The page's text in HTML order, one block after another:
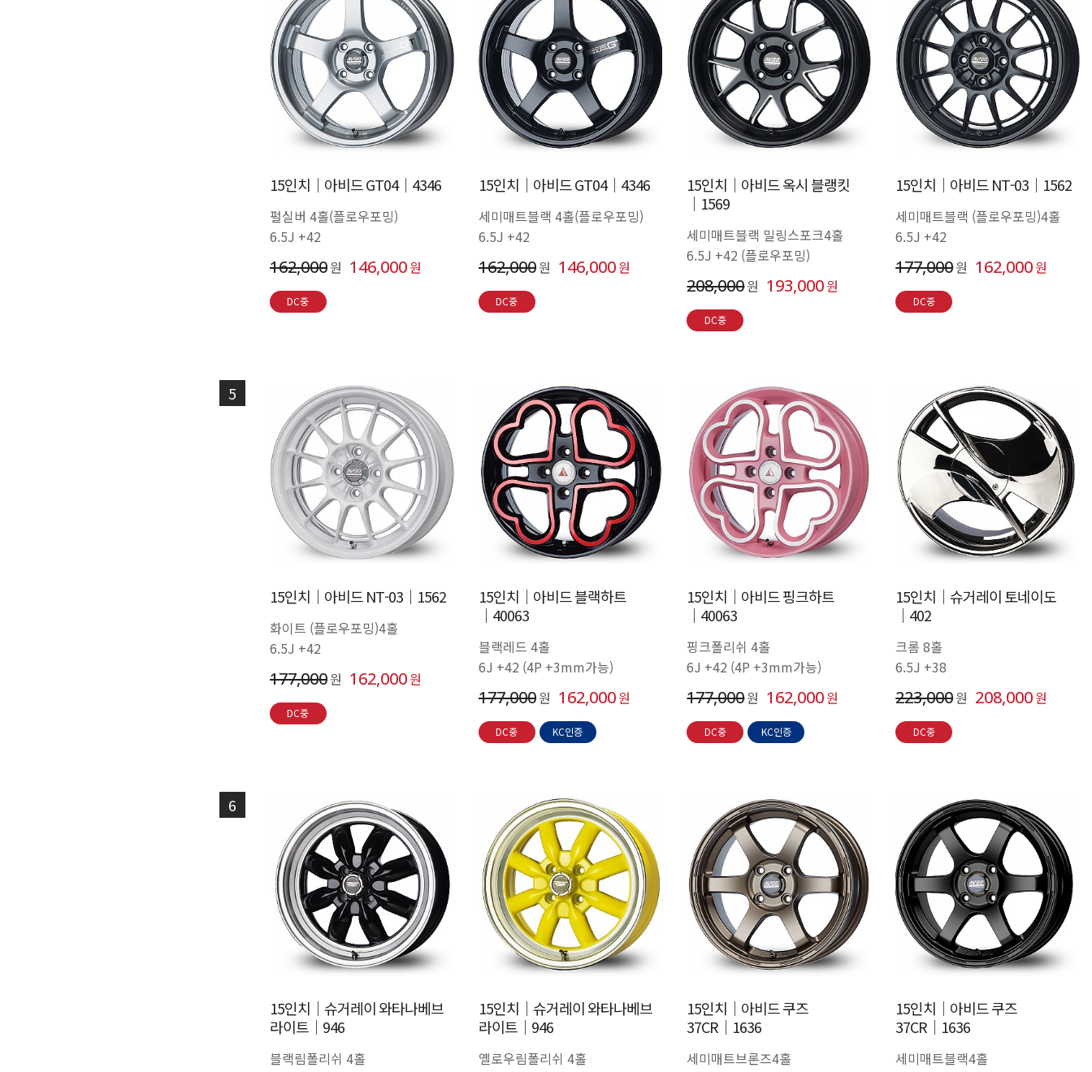
15인치│아비드 GT04│4346
펄실버 4홀(플로우포밍)
6.5J +42
162,000원 146,000원
DC중
15인치│아비드 GT04│4346
세미매트블랙 4홀(플로우포밍)
6.5J +42
162,000원 146,000원
DC중
15인치│아비드 옥시 블랭킷
│1569
세미매트블랙 밀링스포크4홀
6.5J +42 (플로우포밍)
208,000원 193,000원
DC중
15인치│아비드 NT-03│1562
세미매트블랙 (플로우포밍)4홀
6.5J +42
177,000원 162,000원
DC중
5
15인치│아비드 NT-03│1562
화이트 (플로우포밍)4홀
6.5J +42
177,000원 162,000원
DC중
15인치│아비드 블랙하트
│40063
블랙레드 4홀
6J +42 (4P +3mm가능)
177,000원 162,000원
DC중 KC인증
15인치│아비드 핑크하트
│40063
핑크폴리쉬 4홀
6J +42 (4P +3mm가능)
177,000원 162,000원
DC중 KC인증
15인치│슈거레이 토네이도
│402
크롬 8홀
6.5J +38
223,000원 208,000원
DC중
6
15인치│슈거레이 와타나베브
라이트│946
블랙림폴리쉬 4홀
15인치│슈거레이 와타나베브
라이트│946
옐로우림폴리쉬 4홀
15인치│아비드 쿠즈
37CR│1636
세미매트브론즈4홀
15인치│아비드 쿠즈
37CR│1636
세미매트블랙4홀